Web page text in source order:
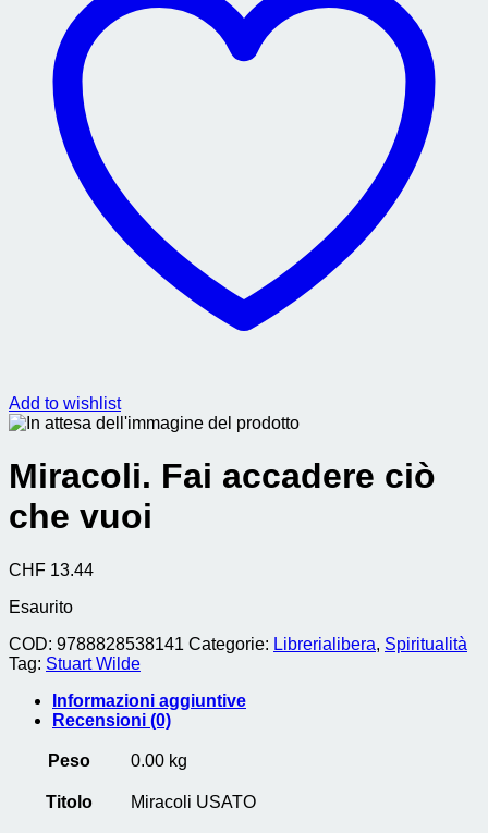
Add to wishlist
Miracoli. Fai accadere ciò
che vuoi
CHF 13.44
Esaurito
COD: 9788828538141 Categorie: Librerialibera, Spiritualità
Tag: Stuart Wilde
Informazioni aggiuntive
Recensioni (0)
Peso 0.00 kg
Titolo Miracoli USATO